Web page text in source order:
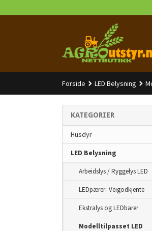
til
Forside LED Belysning
KATEGORIER
Husdyr
LED Belysning
Arbeidslys / Ryggelys LED
LEDpærer- Veigodkjente
Ekstralys og LEDbarer
Modelltilpasset LED